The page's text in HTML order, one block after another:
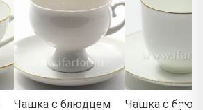
Чашка с блюдцем
Чашка с